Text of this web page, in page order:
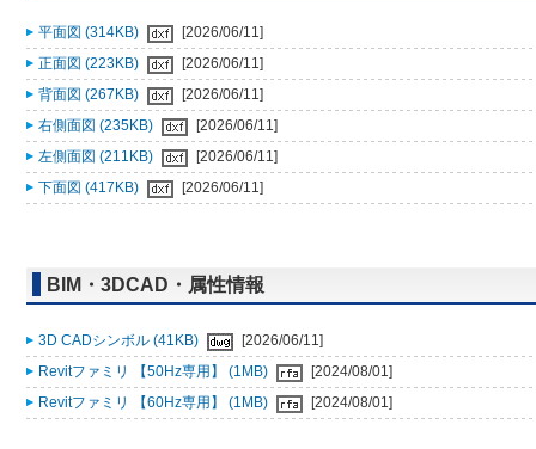
平面図 (314KB)
[2026/06/11]
正面図 (223KB)
[2026/06/11]
背面図 (267KB)
[2026/06/11]
右側面図 (235KB)
[2026/06/11]
左側面図 (211KB)
[2026/06/11]
下面図 (417KB)
[2026/06/11]
BIM・3DCAD・属性情報
3D CADシンボル (41KB)
[2026/06/11]
Revitファミリ 【50Hz専用】 (1MB)
[2024/08/01]
Revitファミリ 【60Hz専用】 (1MB)
[2024/08/01]